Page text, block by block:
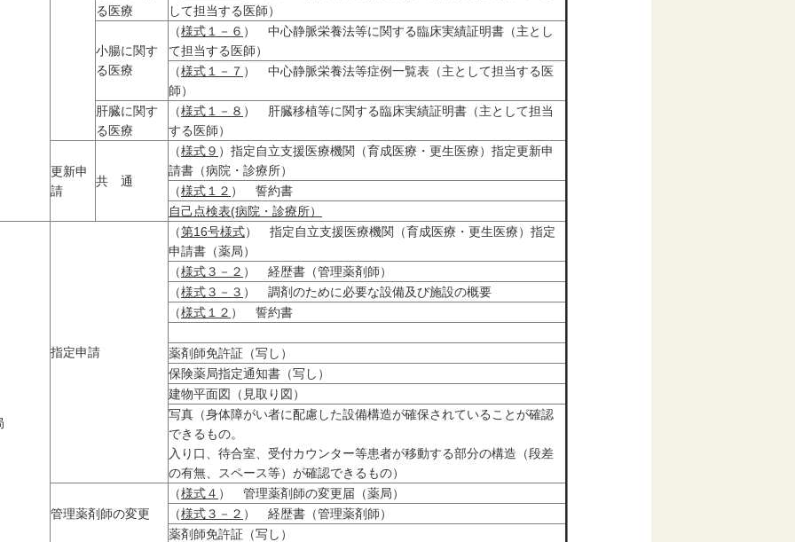
る医療
して担当する医師）
小腸に関す
る医療
（様式１－６ ） 中心静脈栄養法等に関する臨床実績証明書（主とし
て担当する医師）
（様式１－７ ） 中心静脈栄養法等症例一覧表（主として担当する医
師）
肝臓に関す
る医療
（様式１－８ ） 肝臓移植等に関する臨床実績証明書（主として担当
する医師）
更新申
請
共 通
（様式９ ）指定自立支援医療機関（育成医療・更生医療）指定更新申
請書（病院・診療所）
（様式１２ ） 誓約書
自己点検表(病院・診療所）
指定申請
（第16号様式） 指定自立支援医療機関（育成医療・更生医療）指定
申請書（薬局）
（様式３－２ ） 経歴書（管理薬剤師）
（様式３－３ ） 調剤のために必要な設備及び施設の概要
（様式１２ ） 誓約書
薬剤師免許証（写し）
保険薬局指定通知書（写し）
建物平面図（見取り図）
写真（身体障がい者に配慮した設備構造が確保されていることが確認
できるもの。
入り口、待合室、受付カウンター等患者が移動する部分の構造（段差
の有無、スペース等）が確認できるもの）
管理薬剤師の変更
（様式４ ） 管理薬剤師の変更届（薬局）
（様式３－２ ） 経歴書（管理薬剤師）
薬剤師免許証（写し）